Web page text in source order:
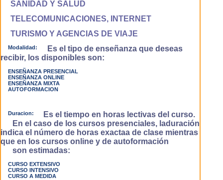
SANIDAD Y SALUD
TELECOMUNICACIONES, INTERNET
TURISMO Y AGENCIAS DE VIAJE
Modalidad:
Es el tipo de enseñanza que deseas
recibir, los disponibles son:
ENSEÑANZA PRESENCIAL
ENSEÑANZA ONLINE
ENSEÑANZA MIXTA
AUTOFORMACION
Duracion:
Es el tiempo en horas lectivas del curso.
En el caso de los cursos presenciales, laduración
indica el número de horas exactaa de clase mientras
que en los cursos online y de autoformación
son estimadas:
CURSO EXTENSIVO
CURSO INTENSIVO
CURSO A MEDIDA